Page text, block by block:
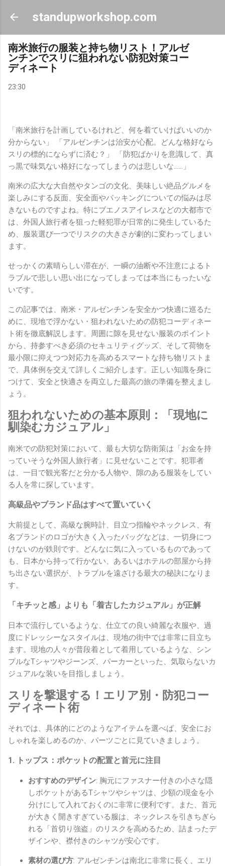
スキップしてメイン コンテンツに移動
standupworkshop.com
南米旅行の服装と持ち物リスト！アルゼ
ンチンでスリに狙われない防犯対策コー
ディネート
23:30
「南米旅行を計画しているけれど、何を着ていけばいいのか
分からない」 「アルゼンチンは治安が心配。どんな格好なら
スリの標的にならずに済む？」 「防犯ばかりを意識して、真
っ黒で味気ない格好になってしまうのは悲しいな……」
南米の広大な大自然やタンゴの文化、美味しい絶品グルメを
楽しみにする反面、安全面やパッキングについての悩みは尽
きないものですよね。特にブエノスアイレスなどの大都市で
は、外国人旅行者を狙った軽犯罪が日常的に発生しているた
め、服装選び一つでリスクの大きさが劇的に変わってしまい
ます。
せっかくの素晴らしい滞在が、一瞬の油断や不注意によるト
ラブルで悲しい思い出になってしまっては本当にもったいな
いです。
この記事では、南米・アルゼンチンを安全かつ快適に巡るた
めに、現地で浮かない・狙われないための防犯コーディネー
ト術を徹底解説します。周囲に隙を見せない服装のポイント
から、持参すべき必須のセキュリティグッズ、そして荷物を
最小限に抑えつつ対応力を高めるスマートな持ち物リストま
で、具体例を交えて詳しくご紹介します。正しい知識を身に
つけて、安全と快適さを両立した最高の旅の準備を整えまし
ょう。
狙われないための基本原則：「現地に
馴染むカジュアル」
南米での防犯対策において、最も大切な防衛策は「お金を持
っていそうな外国人旅行者」に見せないことです。犯罪者
は、一目で観光客だと分かる人物や、隙のある服装をしてい
る人を常に探しています。
高級品やブランド品はすべて置いていく
大前提として、高級な腕時計、目立つ指輪やネックレス、有
名ブランドのロゴが大きく入ったバッグなどは、一切身につ
けないのが鉄則です。どんなに気に入っているものであって
も、日本から持って行かない、あるいはホテルの部屋から持
ち出さない選択が、トラブルを遠ざける最大の秘訣になりま
す。
「キチッと感」よりも「着古したカジュアル」が正解
日本で流行しているような、仕立ての良い綺麗な衣服や、過
度にドレッシーなスタイルは、現地の街中では非常に目立ち
ます。現地の人々が普段着として着用しているような、シン
プルなTシャツやジーンズ、パーカーといった、気取らないカ
ジュアルな装いを目指しましょう。
スリを撃退する！エリア別・防犯コー
ディネート術
それでは、具体的にどのようなアイテムを選べば、安全にお
しゃれを楽しめるのか、パーツごとに見ていきましょう。
1. トップス：ポケットの配置と首元に注目
おすすめのデザイン: 胸元にファスナー付きの小さな隠
しポケットがあるTシャツやシャツは、少額の現金を小
分けにして入れておくのに非常に便利です。また、首元
が大きく開きすぎている服は、ネックレスを引きちぎら
れる「首切り強盗」のリスクを高めるため、詰まったデ
ザインや、襟付きのシャツが安心です。
素材の選び方: アルゼンチンは南北に非常に長く、エリ